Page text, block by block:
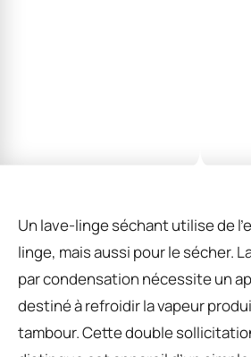
Un lave-linge séchant utilise de
linge, mais aussi pour le sécher.
par condensation nécessite un
destiné à refroidir la vapeur
tambour. Cette double